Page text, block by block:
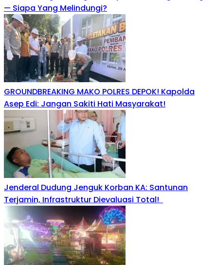
— Siapa Yang Melindungi?
GROUNDBREAKING MAKO POLRES DEPOK! Kapolda
Asep Edi: Jangan Sakiti Hati Masyarakat!
Jenderal Dudung Jenguk Korban KA: Santunan
Terjamin, Infrastruktur Dievaluasi Total!